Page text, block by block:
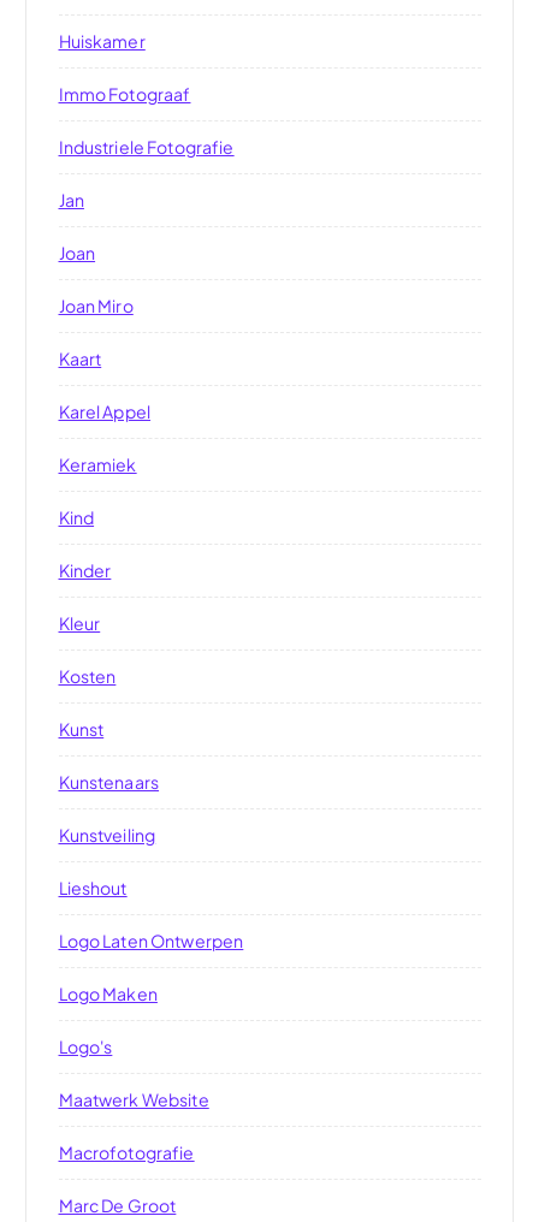
Huiskamer
Immo Fotograaf
Industriele Fotografie
Jan
Joan
Joan Miro
Kaart
Karel Appel
Keramiek
Kind
Kinder
Kleur
Kosten
Kunst
Kunstenaars
Kunstveiling
Lieshout
Logo Laten Ontwerpen
Logo Maken
Logo's
Maatwerk Website
Macrofotografie
Marc De Groot